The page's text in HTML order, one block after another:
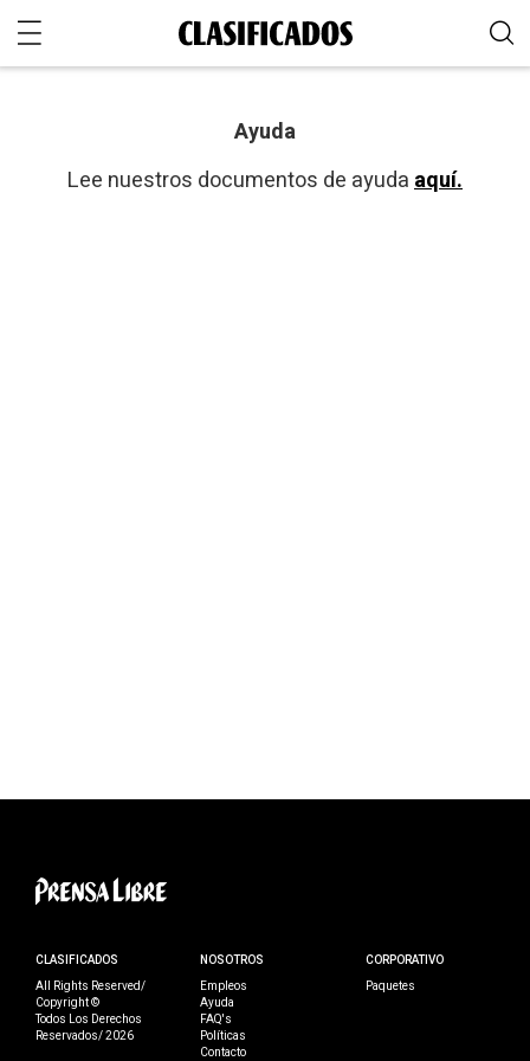
Ayuda
Lee nuestros documentos de ayudaaquí.
CLASIFICADOS
All Rights Reserved/
Copyright ©
Todos Los Derechos
Reservados/ 2026
NOSOTROS
Empleos
Ayuda
FAQ's
Políticas
Contacto
CORPORATIVO
Paquetes